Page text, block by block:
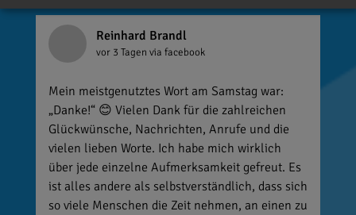
Reinhard Brandl
vor 3 Tagen via facebook
Mein meistgenutztes Wort am Samstag war:
„Danke!“ 😊 Vielen Dank für die zahlreichen
Glückwünsche, Nachrichten, Anrufe und die
vielen lieben Worte. Ich habe mich wirklich
über jede einzelne Aufmerksamkeit gefreut. Es
ist alles andere als selbstverständlich, dass sich
so viele Menschen die Zeit nehmen, an einen zu